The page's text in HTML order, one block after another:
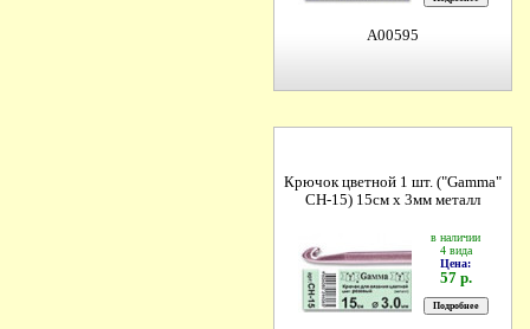
A00595
Крючок цветной 1 шт. ("Gamma"
CH-15) 15см х 3мм металл
в наличии
4 вида
Цена:
57 р.